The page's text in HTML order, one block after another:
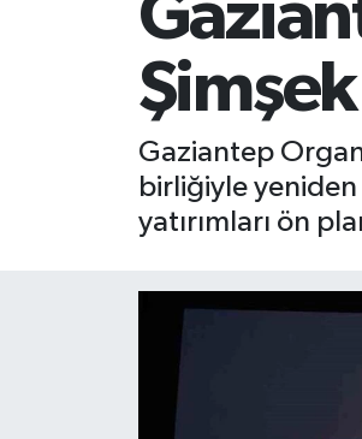
Gaziantep
birliğiyle
yatırımları ön
Kim Kimdir Nereli
Resmi İlanlar
Son Dakika Haberleri
Haber Arşivi